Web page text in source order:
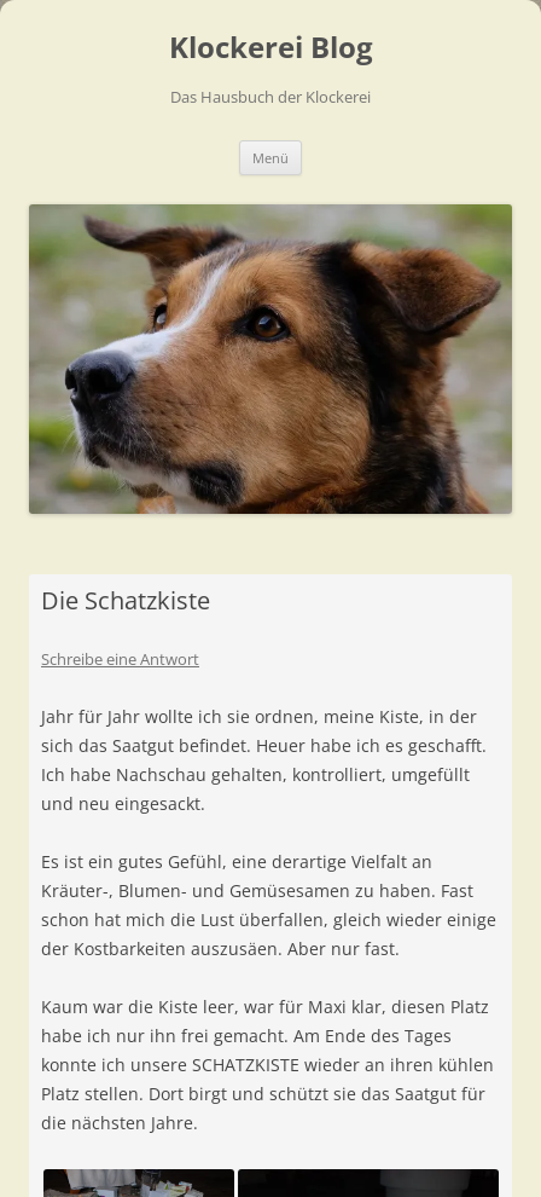
Klockerei Blog
Das Hausbuch der Klockerei
Menü
Die Schatzkiste
Schreibe eine Antwort
Jahr für Jahr wollte ich sie ordnen, meine Kiste, in der
sich das Saatgut befindet. Heuer habe ich es geschafft.
Ich habe Nachschau gehalten, kontrolliert, umgefüllt
und neu eingesackt.
Es ist ein gutes Gefühl, eine derartige Vielfalt an
Kräuter-, Blumen- und Gemüsesamen zu haben. Fast
schon hat mich die Lust überfallen, gleich wieder einige
der Kostbarkeiten auszusäen. Aber nur fast.
Kaum war die Kiste leer, war für Maxi klar, diesen Platz
habe ich nur ihn frei gemacht. Am Ende des Tages
konnte ich unsere SCHATZKISTE wieder an ihren kühlen
Platz stellen. Dort birgt und schützt sie das Saatgut für
die nächsten Jahre.